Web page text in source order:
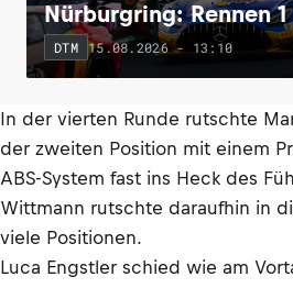
Nürburgring: Rennen 1
DTM 15.08.2026 - 13:10
In der vierten Runde rutschte
der zweiten Position mit einem
ABS-System fast ins Heck des
Wittmann rutschte daraufhin in
viele Positionen.
Luca Engstler schied wie am